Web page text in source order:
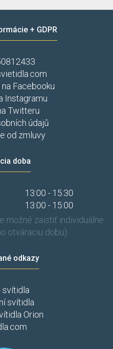
+ GDPR
Facebooku
Instagramu
Twitteru
údajů
od zmluvy
doba
13:00 - 15:30
13:00 - 15:00
možné zaistiť individuálne
otváraciu dobu).
odkazy
svítidla
svítidla
Orion